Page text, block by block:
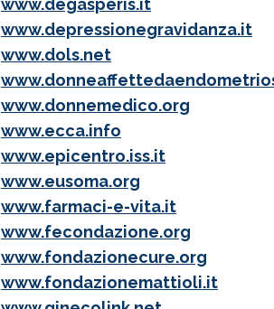
www.degasperis.it
www.depressionegravidanza.it
www.dols.net
www.donnemedico.org
www.ecca.info
www.epicentro.iss.it
www.eusoma.org
www.farmaci-e-vita.it
www.fecondazione.org
www.fondazionecure.org
www.fondazionemattioli.it